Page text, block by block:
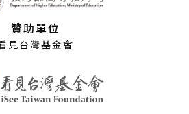
贊助單位
見台灣基金會